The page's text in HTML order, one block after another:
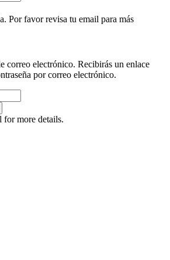
Por favor revisa tu email para más
correo electrónico. Recibirás un enlace
por correo electrónico.
for more details.